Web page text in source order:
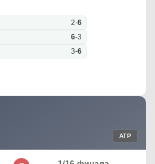
2-6
6-3
3-6
ATP